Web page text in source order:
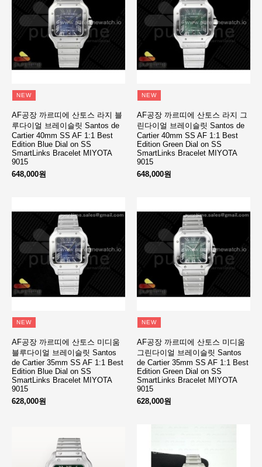
NEW
AF공장 까르띠에 산토스 라지 블
루다이얼 브레이슬릿 Santos de
Cartier 40mm SS AF 1:1 Best
Edition Blue Dial on SS
SmartLinks Bracelet MIYOTA
9015
648,000원
NEW
AF공장 까르띠에 산토스 라지 그
린다이얼 브레이슬릿 Santos de
Cartier 40mm SS AF 1:1 Best
Edition Green Dial on SS
SmartLinks Bracelet MIYOTA
9015
648,000원
NEW
AF공장 까르띠에 산토스 미디움
블루다이얼 브레이슬릿 Santos
de Cartier 35mm SS AF 1:1 Best
Edition Blue Dial on SS
SmartLinks Bracelet MIYOTA
9015
628,000원
NEW
AF공장 까르띠에 산토스 미디움
그린다이얼 브레이슬릿 Santos
de Cartier 35mm SS AF 1:1 Best
Edition Green Dial on SS
SmartLinks Bracelet MIYOTA
9015
628,000원